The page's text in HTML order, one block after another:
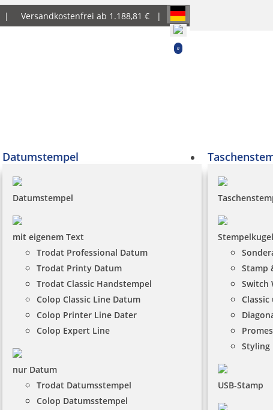
| Versandkostenfrei ab 1.188,81 € |
0
Datumstempel
Datumstempel
mit eigenem Text
Trodat Professional Datum
Trodat Printy Datum
Trodat Classic Handstempel
Colop Classic Line Datum
Colop Printer Line Dater
Colop Expert Line
nur Datum
Trodat Datumsstempel
Colop Datumsstempel
Stamp
Switch
Classic
Styling
USB-Stamp